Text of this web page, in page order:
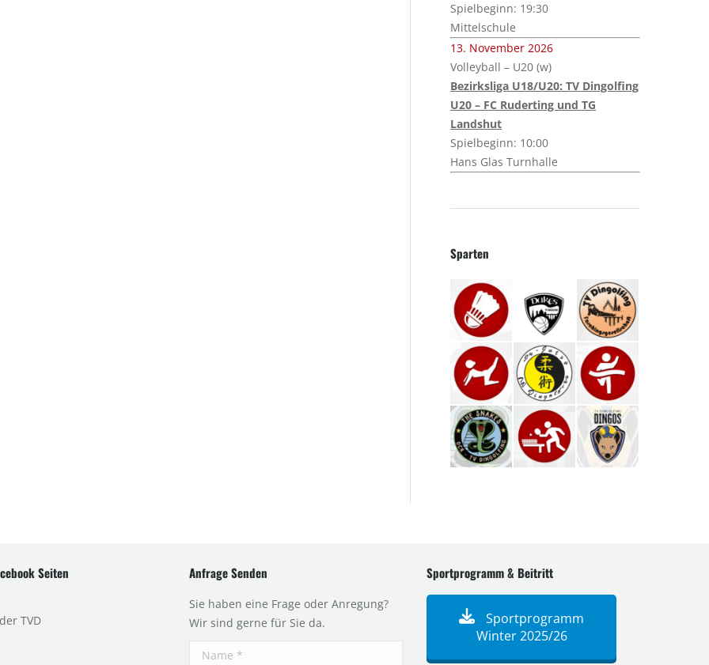
Spielbeginn: 19:30
Mittelschule
13. November 2026
Volleyball – U20 (w)
Bezirksliga U18/U20: TV Dingolfing
U20 – FC Ruderting und TG
Landshut
Spielbeginn: 10:00
Hans Glas Turnhalle
Sparten
Seiten
TVD
Anfrage Senden
Sie haben eine Frage oder Anregung?
Wir sind gerne für Sie da.
Name *
Sportprogramm & Beitritt
Sportprogramm
Winter 2025/26